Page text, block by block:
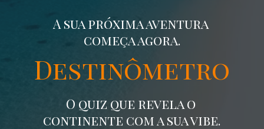
Destinômetro
O quiz que revela o
continente com a sua vibe.
A sua próxima aventura
começa agora.